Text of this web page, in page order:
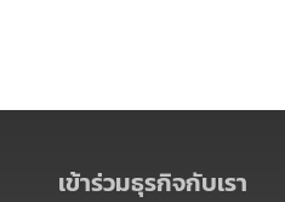
เข้าร่วมธุรกิจกับเรา